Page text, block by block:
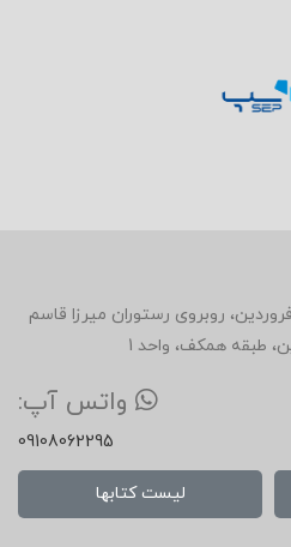
میدان انقلاب، ابتدای خیابان 12 فروردین، روبروی رستوران میرزا قاسم
طبقه همکف، واحد 1
واتس آپ:
09108062295
لیست کتابها